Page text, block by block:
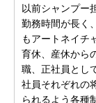
以前シャンプー
勤務時間が長く
もアートネイチ
育休、産休から
職、正社員とし
社員それぞれの
られるよう各種